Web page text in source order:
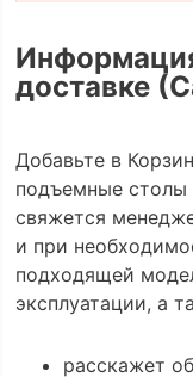
доставке
Добавьте в
подъемные
свяжется
и при
подходящей
эксплуатации, а
расскажет